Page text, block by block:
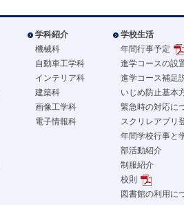
学科紹介
機械科
自動車工学科
インテリア科
建築科
画像工学科
電子情報科
学校生活
年間行事予定
進学コースの設
進学コース補足
いじめ防止基本
緊急時の対応に
スクリレアプリ
年間学校行事と
部活動紹介
制服紹介
校則
図書館の利用に